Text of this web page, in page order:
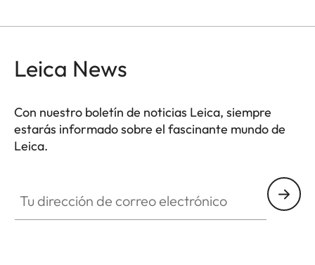
Leica News
Con nuestro boletín de noticias Leica, siempre
estarás informado sobre el fascinante mundo de
Leica.